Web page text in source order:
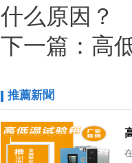
什么原因？
下一篇： 高
推薦新聞